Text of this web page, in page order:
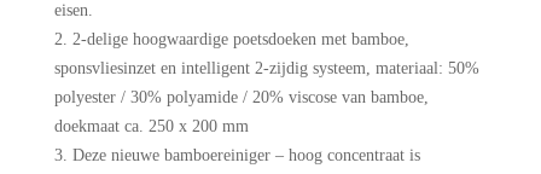
eisen.
2-delige hoogwaardige poetsdoeken met bamboe,
sponsvliesinzet en intelligent 2-zijdig systeem, materiaal: 50%
polyester / 30% polyamide / 20% viscose van bamboe,
doekmaat ca. 250 x 200 mm
Deze nieuwe bamboereiniger – hoog concentraat is